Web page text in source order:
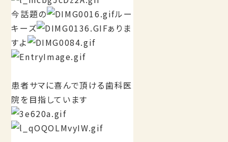
今話題の
ルー
キーズ
ぁりま
すよ
患者サマに喜んで頂ける歯科医
院を目指しています